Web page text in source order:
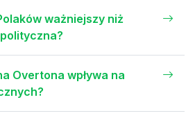
ważniejszy niż
Overtona wpływa na